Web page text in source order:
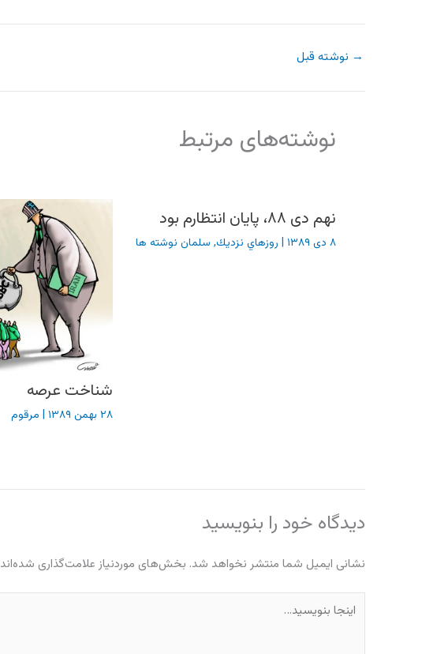
→ نوشته قبل
نوشته‌های مرتبط
نهم دی ۸۸، پایان انتظارم بود
۸ دی ۱۳۸۹ | روزهاي نزديك, سلمان نوشته ها
شناخت عرصه
۲۸ بهمن ۱۳۸۹ | مرقوم
دیدگاه‌ خود را بنویسید
نشانی ایمیل شما منتشر نخواهد شد. بخش‌های موردنیاز علامت‌گذاری شده‌اند
بنویسید…